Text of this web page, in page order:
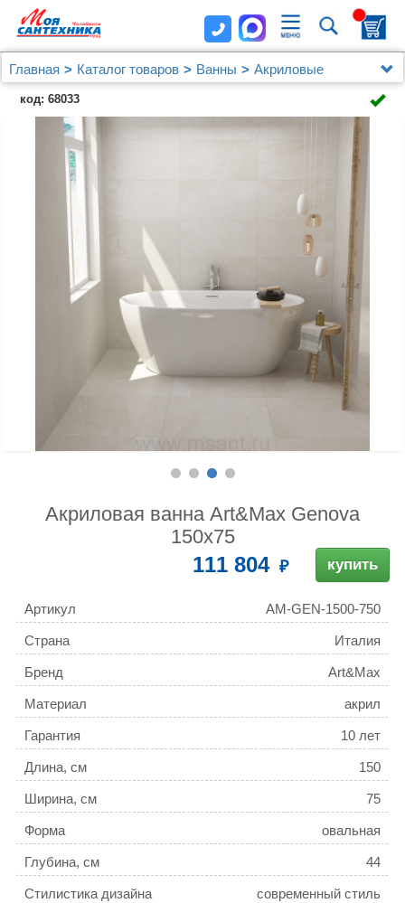
Главная Каталог товаров Ванны
Акриловые
Акриловая ванна Art&Max Genova 150х75
код: 68033
Акриловая ванна Art&Max Genova
150х75
111 804 купить
Артикул AM-GEN-1500-750
Страна Италия
Бренд Art&Max
Материал акрил
Гарантия 10 лет
Длина, см 150
Ширина, см 75
Форма овальная
Глубина, см 44
Стилистика дизайна современный стиль